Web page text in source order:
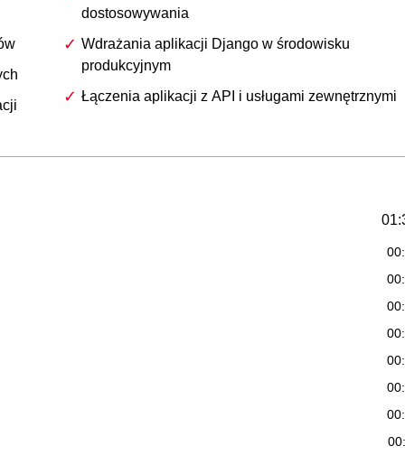
dostosowywania
Wdrażania aplikacji Django w środowisku
produkcyjnym
Łączenia aplikacji z API i usługami zewnętrznymi